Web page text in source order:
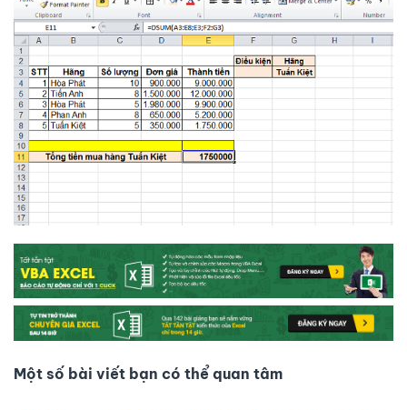
Một số bài viết bạn có thể quan tâm